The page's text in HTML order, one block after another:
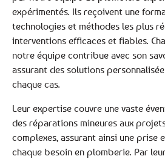
expérimentés. Ils reçoivent une
technologies et méthodes les plus
interventions efficaces et fiables.
notre équipe contribue avec son
assurant des solutions
chaque cas.
Leur expertise couvre une vaste
des réparations mineures aux
complexes, assurant ainsi une prise
chaque besoin en plomberie. Par